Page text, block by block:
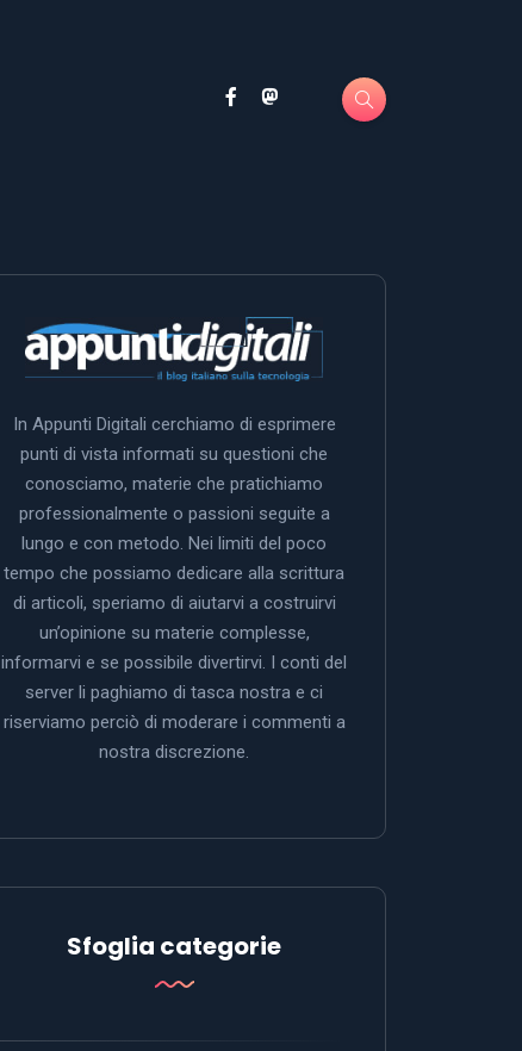
In Appunti Digitali cerchiamo di esprimere
punti di vista informati su questioni che
conosciamo, materie che pratichiamo
professionalmente o passioni seguite a
lungo e con metodo. Nei limiti del poco
tempo che possiamo dedicare alla scrittura
di articoli, speriamo di aiutarvi a costruirvi
un’opinione su materie complesse,
informarvi e se possibile divertirvi. I conti del
server li paghiamo di tasca nostra e ci
riserviamo perciò di moderare i commenti a
nostra discrezione.
Sfoglia categorie